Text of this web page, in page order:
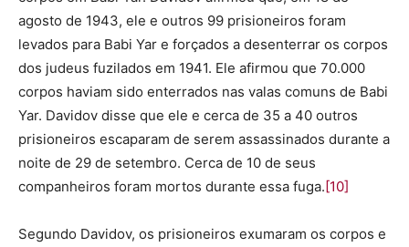
agosto de 1943, ele e outros 99 prisioneiros foram
levados para Babi Yar e forçados a desenterrar os corpos
dos judeus fuzilados em 1941. Ele afirmou que 70.000
corpos haviam sido enterrados nas valas comuns de Babi
Yar. Davidov disse que ele e cerca de 35 a 40 outros
prisioneiros escaparam de serem assassinados durante a
noite de 29 de setembro. Cerca de 10 de seus
companheiros foram mortos durante essa fuga.[10]
Segundo Davidov, os prisioneiros exumaram os corpos e